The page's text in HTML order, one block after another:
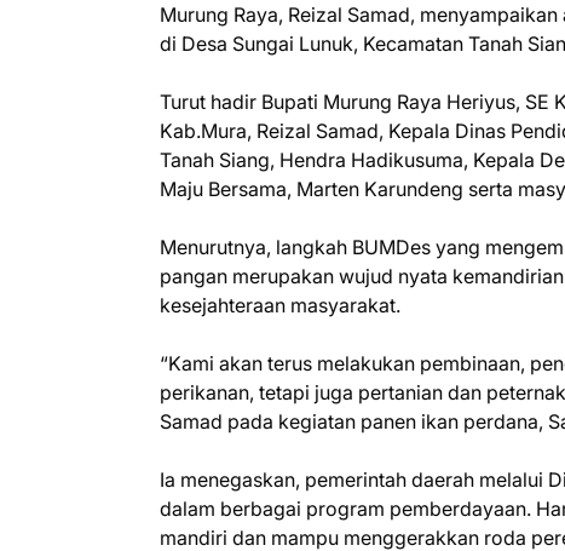
Murung Raya, Reizal Samad,
di Desa Sungai Lunuk, Kecamatan Tanah
Turut hadir Bupati Murung Raya Heriyus, SE
Kab.Mura, Reizal Samad, Kepala Dinas
Tanah Siang, Hendra Hadikusuma, Kepala
Maju Bersama, Marten Karundeng serta
Menurutnya, langkah BUMDes yang
pangan merupakan wujud nyata
kesejahteraan masyarakat.
“Kami akan terus melakukan pembinaan,
perikanan, tetapi juga pertanian dan
Samad pada kegiatan panen ikan perdana,
Ia menegaskan, pemerintah daerah melalui
dalam berbagai program pemberdayaan.
mandiri dan mampu menggerakkan roda